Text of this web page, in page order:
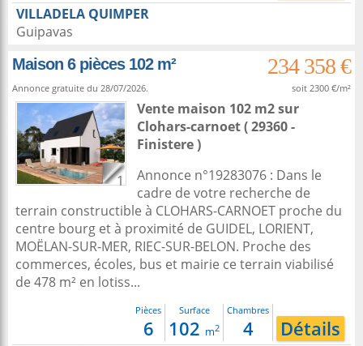
VILLADELA QUIMPER
Guipavas
Maison 6 pièces 102 m²
234 358 €
Annonce gratuite du 28/07/2026. soit 2300 €/m²
1
Vente maison 102 m2sur
Clohars-carnoet( 29360 -
Finistere )
Annonce n°19283076 : Dans le
cadre de votre recherche de
terrain constructible à CLOHARS-CARNOET proche du
centre bourg et à proximité de GUIDEL, LORIENT,
MOËLAN-SUR-MER, RIEC-SUR-BELON. Proche des
commerces, écoles, bus et mairie ce terrain viabilisé
de 478 m² en lotiss...
Pièces
6
Surface
102 m2
Chambres
4 Détails